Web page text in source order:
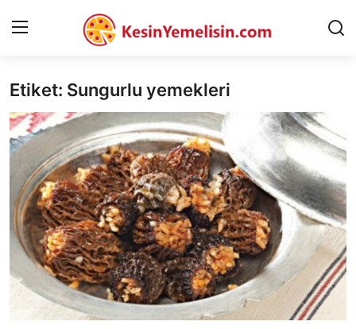
AnaSayfa
Gizlilik Sözleşmesi
Rüya Tabirleri
Diyet & Sağlıklı Beslenme
İletişim
Şehirler
Helal Gıda & Dini Hükümler
Etiket: Sungurlu yemekleri